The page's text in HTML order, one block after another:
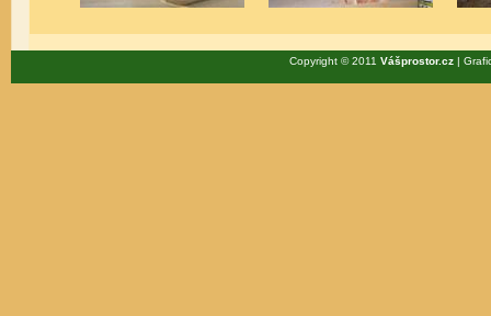
Copyright © 2011 Vášprostor.cz|